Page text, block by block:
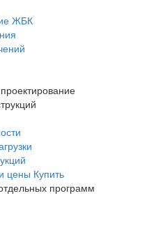
ЖБК
цены Купить
программ